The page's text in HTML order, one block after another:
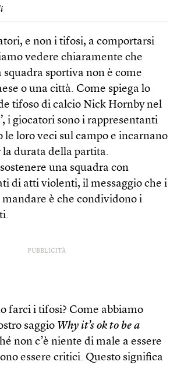
e non i tifosi, a comportarsi
vedere chiaramente che
squadra sportiva non è come
o una città. Come spiega lo
tifoso di calcio Nick Hornby nel
, i giocatori sono i rappresentanti
le loro veci sul campo e incarnano
durata della partita.
una squadra con
di atti violenti, il messaggio che i
è che condividono i
PUBBLICITÀ
farci i tifosi? Come abbiamo
saggio Why it’s ok to be a
non c’è niente di male a essere
essere critici. Questo significa